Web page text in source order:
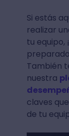
Si estás
realizar
tu equipo,
También
nuestra
claves
de tu